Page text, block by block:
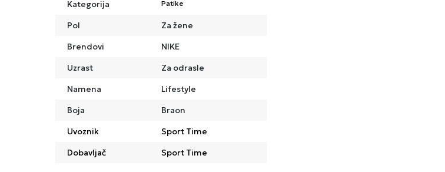
Kategorija
Patike
Pol
Za žene
Brendovi
NIKE
Uzrast
Za odrasle
Namena
Lifestyle
Boja
Braon
Uvoznik
Sport Time
Dobavljač
Sport Time